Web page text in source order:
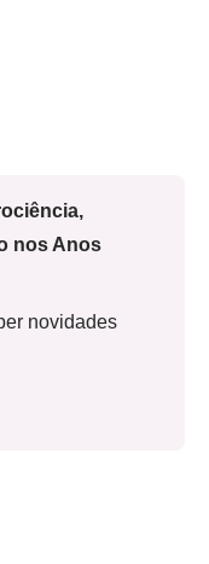
nos Anos
novidades